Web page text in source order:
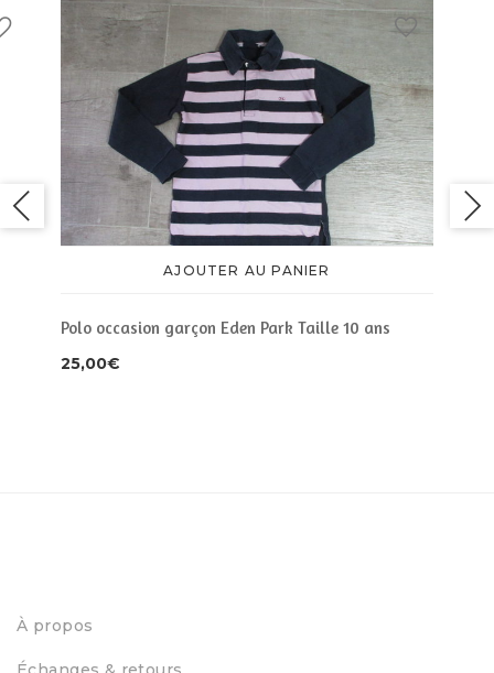
AJOUTER AU PANIER
Polo occasion garçon Eden Park Taille 10 ans
25,00€
À propos